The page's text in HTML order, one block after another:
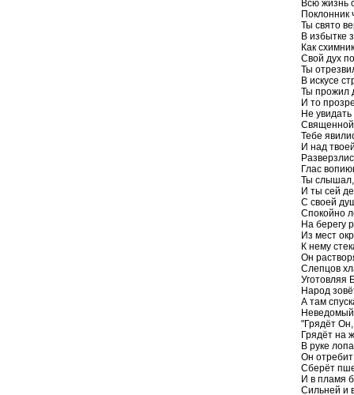
Всю жизнь
Поклонник
Ты свято
В избытке
Как
Свой дух
Ты
В искусе
Ты прожил
И то
Не
Священной
Тебе
И над
Глас
Ты слышал,
И ты сей
С своей
Спокойно
На берегу
Из мест
К нему
Он
Слепцов
Уготовляя
Народ
А там
"Грядёт
Грядёт на
В руке
Он
Сберёт
И в пламя
Сильней и